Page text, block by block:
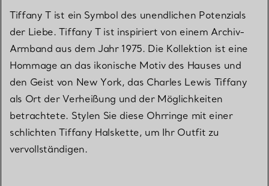
Tiffany T ist ein Symbol des unendlichen Potenzials
der Liebe. Tiffany T ist inspiriert von einem Archiv-
Armband aus dem Jahr 1975. Die Kollektion ist eine
Hommage an das ikonische Motiv des Hauses und
den Geist von New York, das Charles Lewis Tiffany
als Ort der Verheißung und der Möglichkeiten
betrachtete. Stylen Sie diese Ohrringe mit einer
schlichten Tiffany Halskette, um Ihr Outfit zu
vervollständigen.